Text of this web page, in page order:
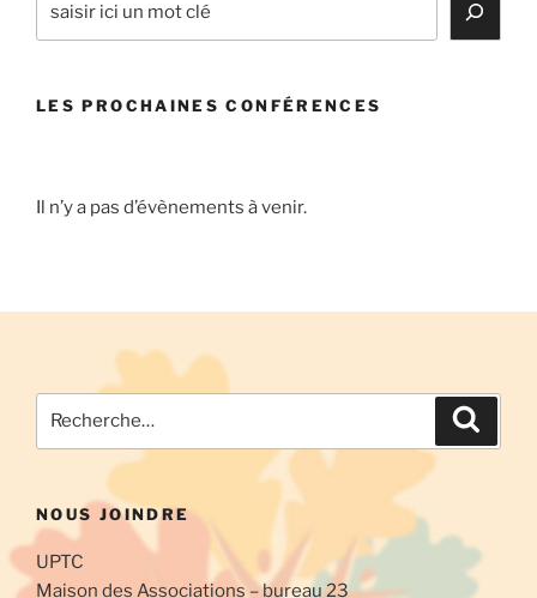
sur
LES PROCHAINES CONFÉRENCES
Il n’y a pas d’évènements à venir.
pour
NOUS JOINDRE
UPTC
Maison des Associations – bureau 23